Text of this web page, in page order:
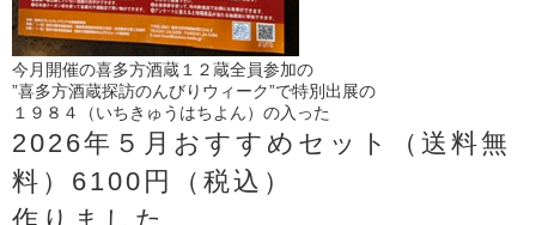
今月開催の喜多方酒蔵１２蔵全員参加の
”喜多方酒蔵探訪のんびりウィーク”で特別出展の
１９８４（いちきゅうはちよん）の入った
2026年５月おすすめセット（送料無
料）6100円（税込）